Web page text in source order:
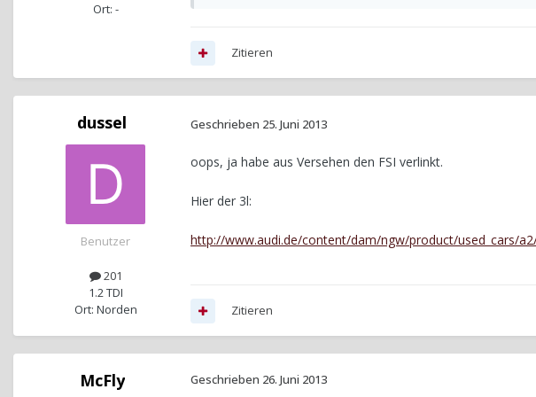
Ort: -
Zitieren
dussel
Benutzer
201
1.2 TDI
Ort: Norden
Geschrieben 25. Juni 2013
oops, ja habe aus Versehen den FSI verlinkt.
Hier der 3l:
http://www.audi.de/content/dam/ngw/product/used_cars/
Zitieren
McFly Geschrieben 26. Juni 2013